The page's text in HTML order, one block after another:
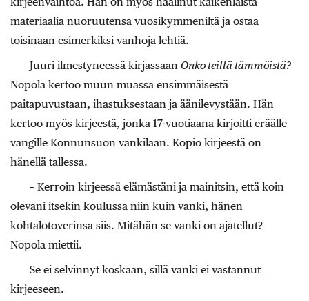
materiaalia nuoruutensa vuosikymmeniltä ja ostaa
toisinaan esimerkiksi vanhoja lehtiä.
Juuri ilmestyneessä kirjassaan Onko teillä tämmöistä?
Nopola kertoo muun muassa ensimmäisestä
paitapuvustaan, ihastuksestaan ja äänilevystään. Hän
kertoo myös kirjeestä, jonka 17-vuotiaana kirjoitti eräälle
vangille Konnunsuon vankilaan. Kopio kirjeestä on
hänellä tallessa.
– Kerroin kirjeessä elämästäni ja mainitsin, että koin
olevani itsekin koulussa niin kuin vanki, hänen
kohtalotoverinsa siis. Mitähän se vanki on ajatellut?
Nopola miettii.
Se ei selvinnyt koskaan, sillä vanki ei vastannut
kirjeeseen.